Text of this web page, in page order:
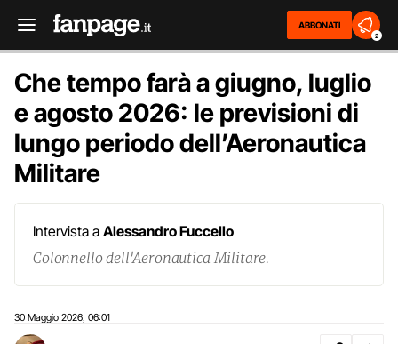
ABBONATI
2
Che tempo farà a giugno, luglio
e agosto 2026: le previsioni di
lungo periodo dell’Aeronautica
Militare
Intervista a Alessandro Fuccello
Colonnello dell'Aeronautica Militare.
30 Maggio 2026 06:01